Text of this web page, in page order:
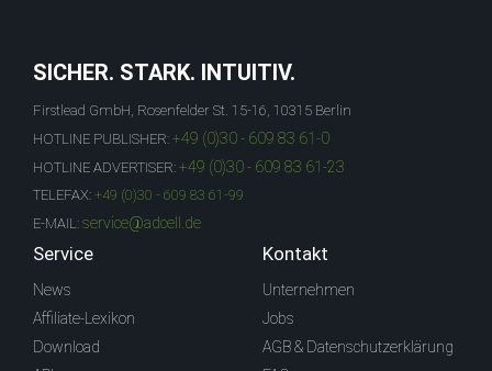
SICHER. STARK. INTUITIV.
Firstlead GmbH, Rosenfelder St. 15-16, 10315 Berlin
HOTLINE PUBLISHER: +49 (0)30 - 609 83 61-0
HOTLINE ADVERTISER: +49 (0)30 - 609 83 61-23
TELEFAX: +49 (0)30 - 609 83 61-99
E-MAIL: service@adcell.de
Service
News
Affiliate-Lexikon
Download
Kontakt
Unternehmen
Jobs
AGB & Datenschutzerklärung